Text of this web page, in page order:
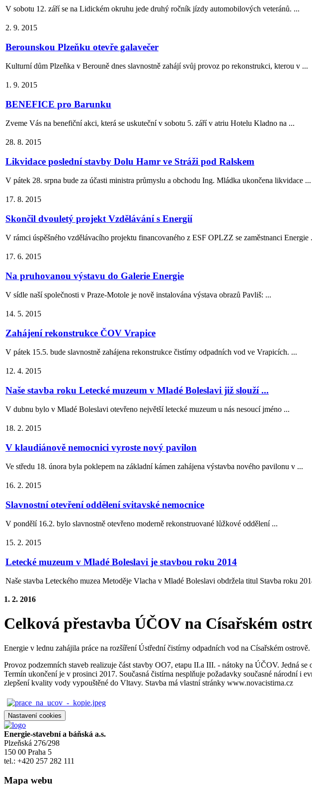
V sobotu 12. září se na Lidickém okruhu jede druhý ročník jízdy automobilových veteránů. ...
2. 9. 2015
Berounskou Plzeňku otevře galavečer
Kulturní dům Plzeňka v Berouně dnes slavnostně zahájí svůj provoz po rekonstrukci, kterou v ...
1. 9. 2015
BENEFICE pro Barunku
Zveme Vás na benefiční akci, která se uskuteční v sobotu 5. září v atriu Hotelu Kladno na ...
28. 8. 2015
Likvidace poslední stavby Dolu Hamr ve Stráži pod Ralskem
V pátek 28. srpna bude za účasti ministra průmyslu a obchodu Ing. Mládka ukončena likvidace ...
17. 8. 2015
Skončil dvouletý projekt Vzdělávání s Energií
V rámci úspěšného vzdělávacího projektu financovaného z ESF OPLZZ se zaměstnanci Energie
17. 6. 2015
Na pruhovanou výstavu do Galerie Energie
V sídle naší společnosti v Praze-Motole je nově instalována výstava obrazů Pavliš: ...
14. 5. 2015
Zahájení rekonstrukce ČOV Vrapice
V pátek 15.5. bude slavnostně zahájena rekonstrukce čistírny odpadních vod ve Vrapicích. ...
12. 4. 2015
Naše stavba roku Letecké muzeum v Mladé Boleslavi již slouží ...
V dubnu bylo v Mladé Boleslavi otevřeno největší letecké muzeum u nás nesoucí jméno ...
18. 2. 2015
V klaudiánově nemocnici vyroste nový pavilon
Ve středu 18. února byla poklepem na základní kámen zahájena výstavba nového pavilonu v ...
16. 2. 2015
Slavnostní otevření oddělení svitavské nemocnice
V pondělí 16.2. bylo slavnostně otevřeno moderně rekonstruované lůžkové oddělení ...
15. 2. 2015
Letecké muzeum v Mladé Boleslavi je stavbou roku 2014
Naše stavba Leteckého muzea Metoděje Vlacha v Mladé Boleslavi obdržela titul Stavba roku
1. 2. 2016
Celková přestavba ÚČOV na Císařském
Energie v lednu zahájila práce na rozšíření Ústřední čistírny odpadních vod na Císařském ostrově.
Provoz podzemních staveb realizuje část stavby OO7, etapu II.a III. - nátoky na ÚČOV. Jedná
Termín ukončení je v prosinci 2017. Současná čistírna nesplňuje požadavky současné národní
zlepšení kvality vody vypouštěné do Vltavy. Stavba má vlastní stránky www.novacistirna.cz
Nastavení cookies
Energie-stavební a báňská a.s.
Plzeňská 276/298
150 00 Praha 5
tel.: +420 257 282 111
Mapa webu